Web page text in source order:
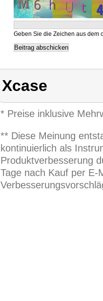
Geben Sie die Zeichen aus dem
Xcase
* Preise inklusive
** Diese Meinung
kontinuierlich als
Produktverbesserung
Tage nach Kauf per E-